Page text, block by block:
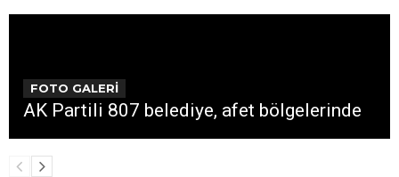
FOTO GALERİ
AK Partili 807 belediye, afet bölgelerinde